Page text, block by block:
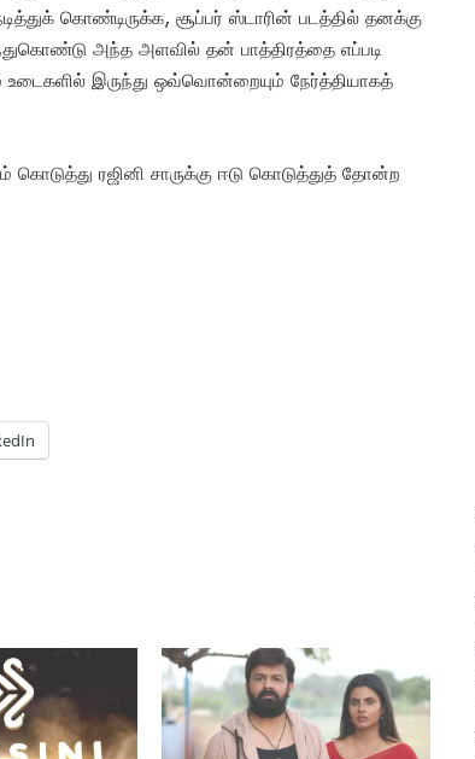
கொண்டிருக்க, சூப்பர் ஸ்டாரின் படத்தில் தனக்கு
அந்த அளவில் தன் பாத்திரத்தை எப்படி
இருந்து ஒவ்வொன்றையும் நேர்த்தியாகத்
ரஜினி சாருக்கு ஈடு கொடுத்துத் தோன்ற